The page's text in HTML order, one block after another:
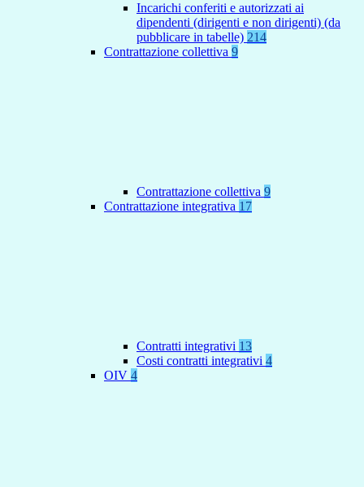
Incarichi conferiti e autorizzati ai
dipendenti (dirigenti e non dirigenti) (da
pubblicare in tabelle) 214
Contrattazione collettiva 9
Contrattazione collettiva 9
Contrattazione integrativa 17
Contratti integrativi 13
Costi contratti integrativi 4
OIV 4